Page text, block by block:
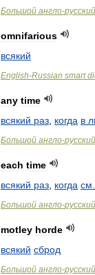
Большой англо-русский
omnifarious
всякий
English-Russian smart
any time
всякий раз когда в
Большой англо-русский
each time
всякий раз когда см
Большой англо-русский
motley horde
всякий сброд
Большой англо-русский